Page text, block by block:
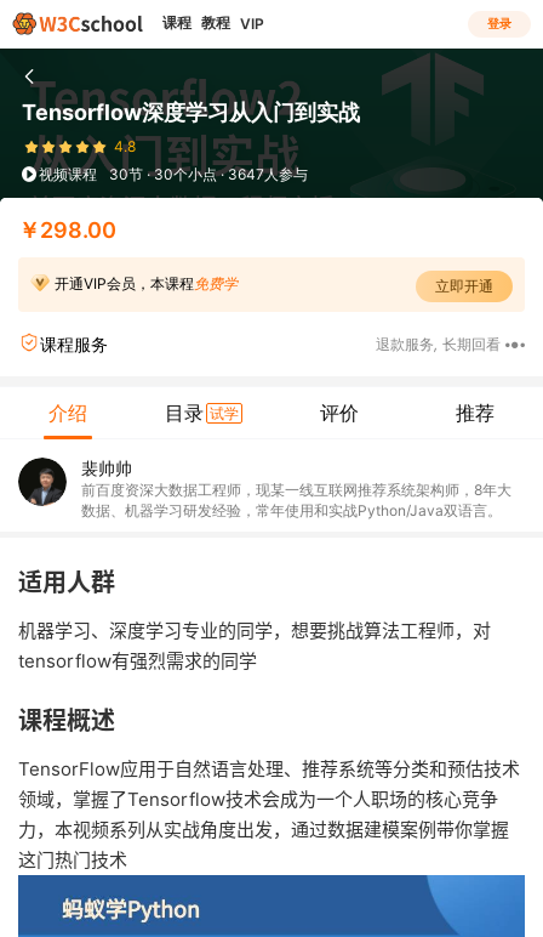
课程 教程 VIP 登录
Tensorflow深度学习从入门到实战
4.8
视频课程
30节 · 30个小点 · 3647人参与
￥298.00
开通VIP会员，本课程 免费学 立即开通
课程服务 退款服务 长期回看
介绍 目录 试学 评价 推荐
裴帅帅
前百度资深大数据工程师，现某一线互联网推荐系统架构师，8年大
数据、机器学习研发经验，常年使用和实战Python/Java双语言。
适用人群
机器学习、深度学习专业的同学，想要挑战算法工程师，对
tensorflow有强烈需求的同学
课程概述
TensorFlow应用于自然语言处理、推荐系统等分类和预估技术
领域，掌握了Tensorflow技术会成为一个人职场的核心竞争
力，本视频系列从实战角度出发，通过数据建模案例带你掌握
这门热门技术